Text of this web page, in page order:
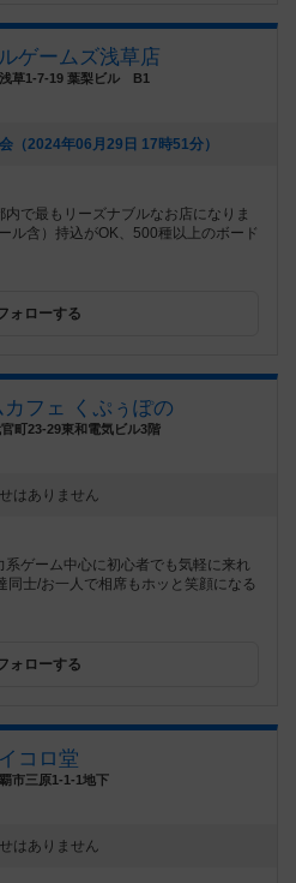
ゲームズ浅草店
草1-7-19 葉梨ビル B1
（2024年06月29日 17時51分）
で最もリーズナブルなお店になりま
ル含）持込がOK、500種以上のボード
ォローする
フェ くぷぅぽの
町23-29東和電気ビル3階
はありません
ゲーム中心に初心者でも気軽に来れ
同士/お一人で相席もホッと笑顔になる
ォローする
コロ堂
市三原1-1-1地下
はありません